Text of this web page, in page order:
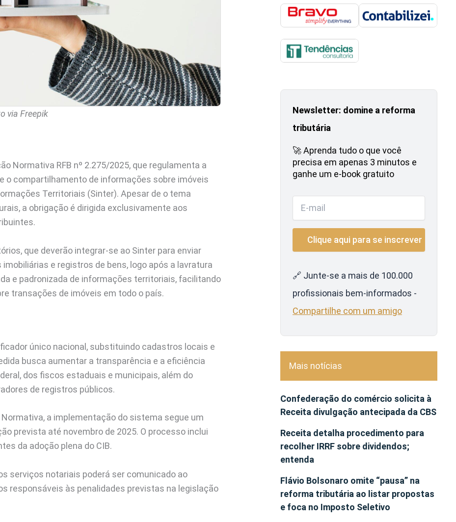
via Freepik
Normativa RFB nº 2.275/2025, que regulamenta a
o compartilhamento de informações sobre imóveis
Territoriais (Sinter). Apesar de o tema
a obrigação é dirigida exclusivamente aos
que deverão integrar-se ao Sinter para enviar
e registros de bens, logo após a lavratura
e padronizada de informações territoriais, facilitando
transações de imóveis em todo o país.
único nacional, substituindo cadastros locais e
busca aumentar a transparência e a eficiência
dos fiscos estaduais e municipais, além do
de registros públicos.
a implementação do sistema segue um
prevista até novembro de 2025. O processo inclui
da adoção plena do CIB.
serviços notariais poderá ser comunicado ao
responsáveis às penalidades previstas na legislação
Newsletter: domine a reforma
tributária
🚀 Aprenda tudo o que você
precisa em apenas 3 minutos e
ganhe um e-book gratuito
🔗 Junte-se a mais de 100.000
profissionais bem-informados -
Compartilhe com um amigo
Mais notícias
Confederação do comércio solicita à
Receita divulgação antecipada da CBS
Receita detalha procedimento para
recolher IRRF sobre dividendos;
entenda
Flávio Bolsonaro omite “pausa” na
reforma tributária ao listar propostas
e foca no Imposto Seletivo